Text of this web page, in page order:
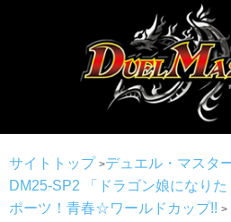
サイトトップ
デュエル・マスタ
DM25-SP2 「ドラゴン娘になり
ポーツ！青春☆ワールドカップ!!